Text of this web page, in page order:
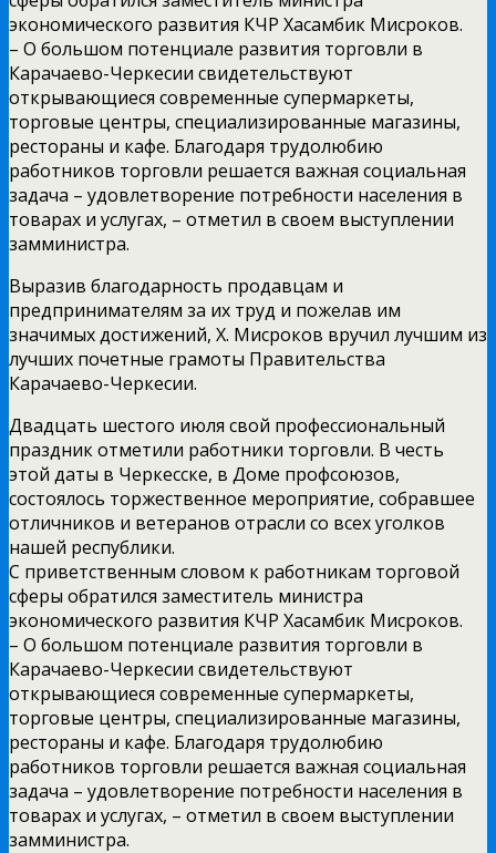
экономического развития КЧР Хасамбик Мисроков.
– О большом потенциале развития торговли в
Карачаево-Черкесии свидетельствуют
открывающиеся современные супермаркеты,
торговые центры, специализированные магазины,
рестораны и кафе. Благодаря трудолюбию
работников торговли решается важная социальная
задача – удовлетворение потребности населения в
товарах и услугах, – отметил в своем выступлении
замминистра.
Выразив благодарность продавцам и
предпринимателям за их труд и пожелав им
значимых достижений, Х. Мисроков вручил лучшим из
лучших почетные грамоты Правительства
Карачаево-Черкесии.
Двадцать шестого июля свой профессиональный
праздник отметили работники торговли. В честь
этой даты в Черкесске, в Доме профсоюзов,
состоялось торжественное мероприятие, собравшее
отличников и ветеранов отрасли со всех уголков
нашей республики.
С приветственным словом к работникам торговой
сферы обратился заместитель министра
экономического развития КЧР Хасамбик Мисроков.
– О большом потенциале развития торговли в
Карачаево-Черкесии свидетельствуют
открывающиеся современные супермаркеты,
торговые центры, специализированные магазины,
рестораны и кафе. Благодаря трудолюбию
работников торговли решается важная социальная
задача – удовлетворение потребности населения в
товарах и услугах, – отметил в своем выступлении
замминистра.